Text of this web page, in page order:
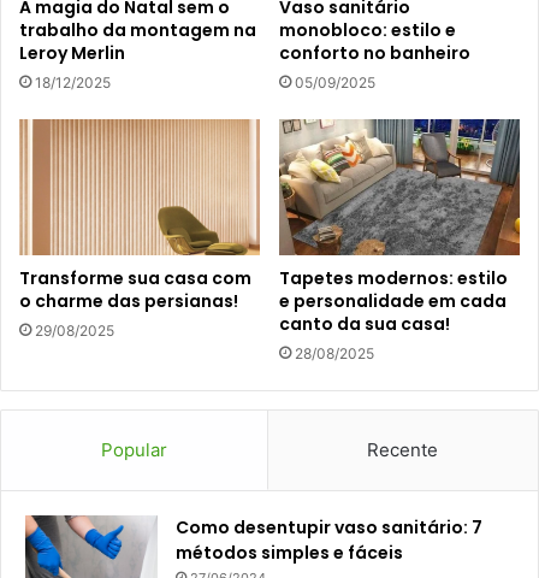
A magia do Natal sem o
trabalho da montagem na
Leroy Merlin
18/12/2025
Vaso sanitário
monobloco: estilo e
conforto no banheiro
05/09/2025
Transforme sua casa com
o charme das persianas!
29/08/2025
Tapetes modernos: estilo
e personalidade em cada
canto da sua casa!
28/08/2025
Popular Recente
Como desentupir vaso sanitário: 7
métodos simples e fáceis